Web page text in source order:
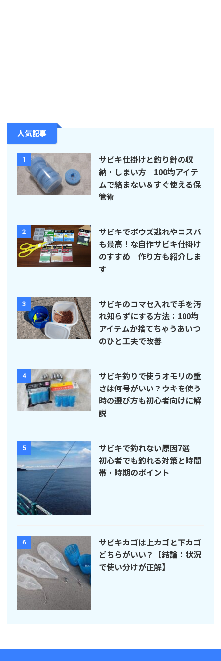
人気記事
1
サビキ仕掛けと釣り針の収
納・しまい方｜100均アイテ
ムで絡まない＆すぐ使える保
管術
2
サビキでボウズ逃れやコスパ
も最高！な自作サビキ仕掛け
のすすめ 作り方も紹介しま
す
3
サビキのコマセ入れで手を汚
れ知らずにする方法：100均
アイテムか捨てちゃうあいつ
のひと工夫で改善
4
サビキ釣りで使うオモリの重
さは何号がいい？ウキを使う
時の選び方も初心者向けに解
説
5
サビキで釣れない原因7選｜
初心者でも釣れる対策と時間
帯・時期のポイント
6
サビキカゴは上カゴと下カゴ
どちらがいい？【結論：状況
で使い分けが正解】